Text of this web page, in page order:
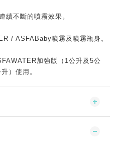
續不斷的噴霧效果。
/ ASFABaby噴霧及噴霧瓶身。
加強版（1公升及5公
）使用。